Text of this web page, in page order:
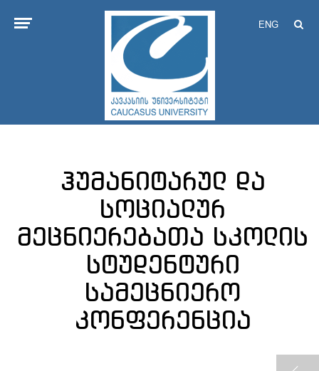
ENG
ჰუმანიტარულ და
სოციალურ
მეცნიერებათა სკოლის
სტუდენტური
სამეცნიერო
კონფერენცია